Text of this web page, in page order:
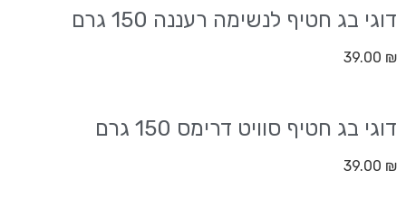
דוגי בג חטיף לנשימה רעננה 150 גרם
39.00 ₪
דוגי בג חטיף סוויט דרימס 150 גרם
39.00 ₪